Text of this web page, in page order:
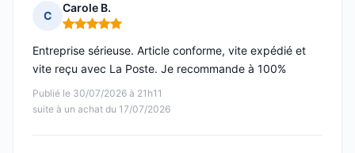
C
Carole B.
Note : 5 sur 5
Publié le 30/07/2026 à 21h11
suite à un achat du 17/07/2026
Entreprise sérieuse. Article conforme, vite expédié et
vite reçu avec La Poste. Je recommande à 100%